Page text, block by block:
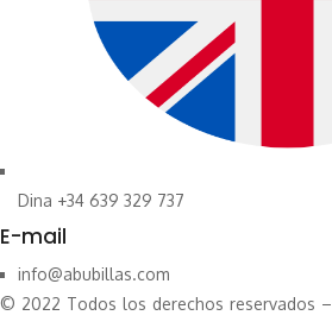
Dina +34 639 329 737
E-mail
info@abubillas.com
© 2022 Todos los derechos reservados –